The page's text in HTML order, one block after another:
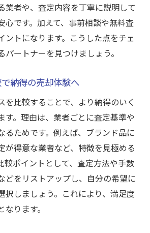
な出張買取の魅力と注意点
対応が選ばれる理由とは
ービスの活用メリットまとめ
に気をつけたいポイント
スの迅速対応が便利な理由
用時のトラブル防止策
依頼するための最終チェック
に確認すべき最終ポイント
対応と信頼性を再確認しよう
手続きのチェックリスト作成法
心感を得るための事前相談活用術
業者や、査定内容を丁寧に説明して
心です。加えて、事前相談や無料査
ントになります。こうした点をチェ
パートナーを見つけましょう。
納得の売却体験へ
を比較することで、より納得のいく
す。理由は、業者ごとに査定基準や
るためです。例えば、ブランド品に
が得意な業者など、特徴を見極める
較ポイントとして、査定方法や手数
どをリストアップし、自分の希望に
択しましょう。これにより、満足度
ります。